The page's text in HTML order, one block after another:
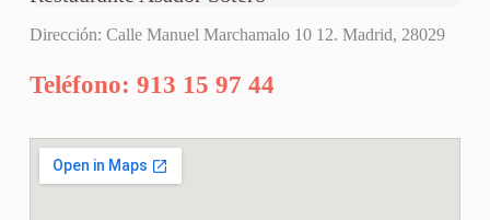
Dirección: Calle Manuel Marchamalo 10 12. Madrid, 28029
Teléfono: 913 15 97 44